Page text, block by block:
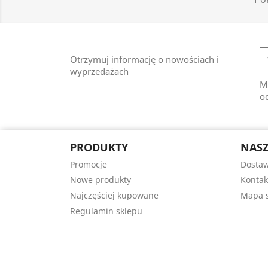
Otrzymuj informację o nowościach i
wyprzedażach
PRODUKTY
Promocje
Nowe produkty
Najczęściej kupowane
Regulamin sklepu
Mapa